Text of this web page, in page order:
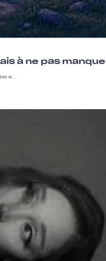
à ne pas
et…